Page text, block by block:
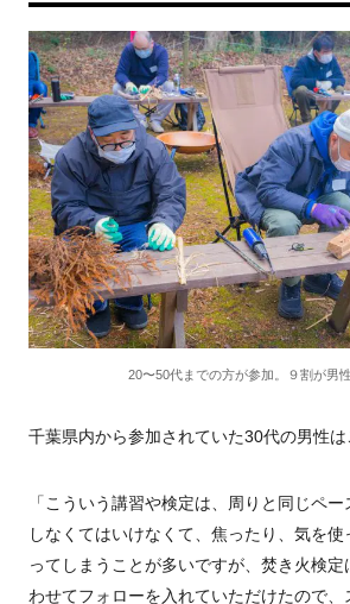
20〜50代までの方が参加。９割が男性
千葉県内から参加されていた30代の男性は
「こういう講習や検定は、周りと同じペ
しなくてはいけなくて、焦ったり、気を
ってしまうことが多いですが、焚き火検
わせてフォローを入れていただけたので、